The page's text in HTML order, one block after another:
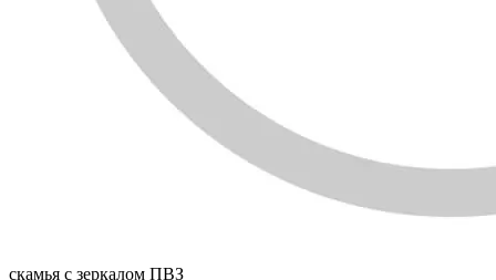
скамья c зеркалом ПВЗ